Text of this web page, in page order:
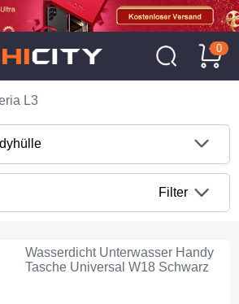
0
L3
Filter
Wasserdicht Unterwasser Handy
Tasche Universal W18 Schwarz